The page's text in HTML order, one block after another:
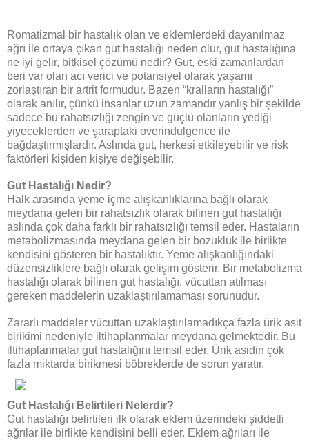
Romatizmal bir hastalık olan ve eklemlerdeki dayanılmaz
ağrı ile ortaya çıkan gut hastalığı neden olur, gut hastalığına
ne iyi gelir, bitkisel çözümü nedir? Gut, eski zamanlardan
beri var olan acı verici ve potansiyel olarak yaşamı
zorlaştıran bir artrit formudur. Bazen “kralların hastalığı”
olarak anılır, çünkü insanlar uzun zamandır yanlış bir şekilde
sadece bu rahatsızlığı zengin ve güçlü olanların yediği
yiyeceklerden ve şaraptaki overindulgence ile
bağdaştırmışlardır. Aslında gut, herkesi etkileyebilir ve risk
faktörleri kişiden kişiye değişebilir.
Gut Hastalığı Nedir?
Halk arasında yeme içme alışkanlıklarına bağlı olarak
meydana gelen bir rahatsızlık olarak bilinen gut hastalığı
aslında çok daha farklı bir rahatsızlığı temsil eder. Hastaların
metabolizmasında meydana gelen bir bozukluk ile birlikte
kendisini gösteren bir hastalıktır. Yeme alışkanlığındaki
düzensizliklere bağlı olarak gelişim gösterir. Bir metabolizma
hastalığı olarak bilinen gut hastalığı, vücuttan atılması
gereken maddelerin uzaklaştırılamaması sorunudur.
Zararlı maddeler vücuttan uzaklaştırılamadıkça fazla ürik asit
birikimi nedeniyle iltihaplanmalar meydana gelmektedir. Bu
iltihaplanmalar gut hastalığını temsil eder. Ürik asidin çok
fazla miktarda birikmesi böbreklerde de sorun yaratır.
Gut Hastalığı Belirtileri Nelerdir?
Gut hastalığı belirtileri ilk olarak eklem üzerindeki şiddetli
ağrılar ile birlikte kendisini belli eder. Eklem ağrıları ile